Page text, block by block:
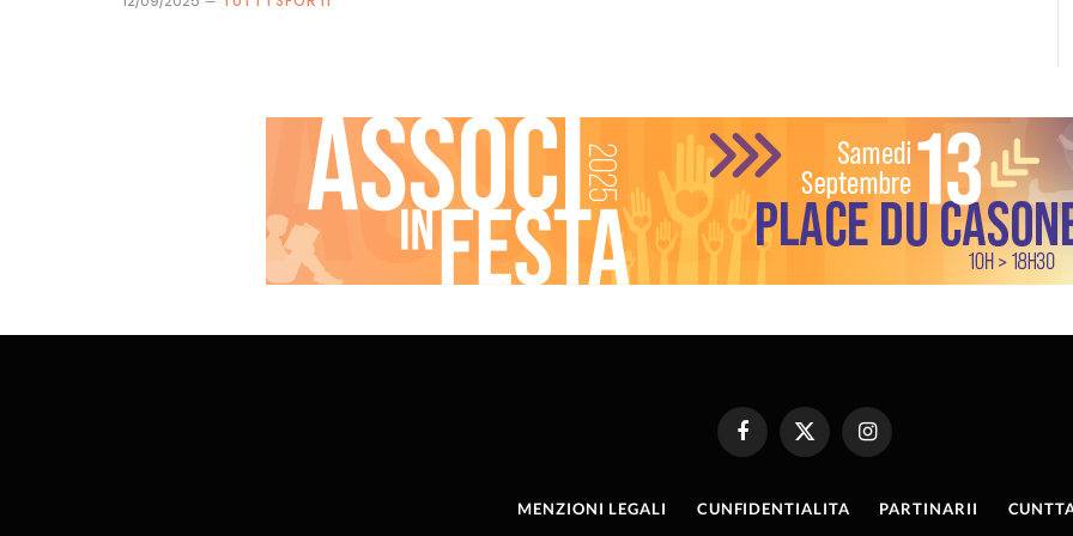
FacebookX
(Twitter)
Instagram
MENZIONI LEGALI CUNFIDENTIALITA PARTINARII